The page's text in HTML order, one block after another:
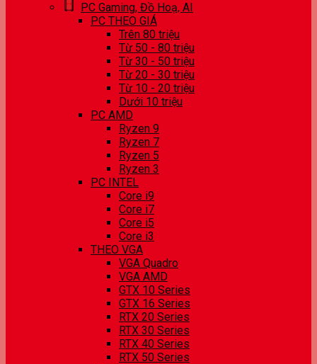
PC Gaming, Đồ Hoạ, AI
PC THEO GIÁ
Trên 80 triệu
Từ 50 - 80 triệu
Từ 30 - 50 triệu
Từ 20 - 30 triệu
Từ 10 - 20 triệu
Dưới 10 triệu
PC AMD
Ryzen 9
Ryzen 7
Ryzen 5
Ryzen 3
PC INTEL
Core i9
Core i7
Core i5
Core i3
THEO VGA
VGA Quadro
VGA AMD
GTX 10 Series
GTX 16 Series
RTX 20 Series
RTX 30 Series
RTX 40 Series
RTX 50 Series